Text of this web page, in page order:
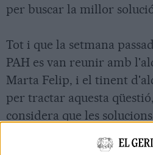
per buscar la millor
Tot i que la setmana
PAH es van reunir amb
Marta Felip, i el tinent
per tractar aquesta
considera que les
ofereixen garanties a cap